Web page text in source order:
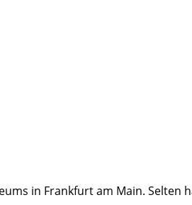
in Frankfurt am Main.